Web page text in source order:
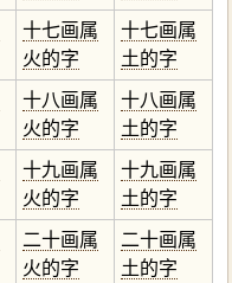
十七画属
火的字
十七画属
土的字
十八画属
火的字
十八画属
土的字
十九画属
火的字
十九画属
土的字
二十画属
火的字
二十画属
土的字